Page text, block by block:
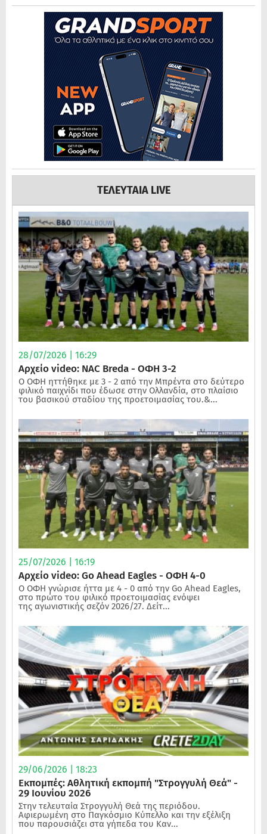
ΤΕΛΕΥΤΑΙΑ LIVE
28/07/2026 | 16:29
Αρχείο video: NAC Breda - ΟΦΗ 3-2
Ο ΟΦΗ ηττήθηκε με 3 - 2 από την Μπρέντα στο δεύτερο
φιλικό παιχνίδι που έδωσε στην Ολλανδία, στο πλαίσιο
του βασικού σταδίου της προετοιμασίας του.&...
25/07/2026 | 16:19
Αρχείο video: Go Ahead Eagles - ΟΦΗ 4-0
Ο ΟΦΗ γνώρισε ήττα με 4 - 0 από την Go Ahead Eagles,
στο πρώτο του φιλικό προετοιμασίας ενόψει
της αγωνιστικής σεζόν 2026/27. Δείτ...
29/06/2026 | 18:23
Εκπομπές: Αθλητική εκπομπή "Στρογγυλή Θεά" -
29 Ιουνίου 2026
Στην τελευταία Στρογγυλή Θεά της περιόδου.
Αφιερωμένη στο Παγκόσμιο Κύπελλο και την εξέλιξη
που παρουσιάζει στα γήπεδα του Καν...